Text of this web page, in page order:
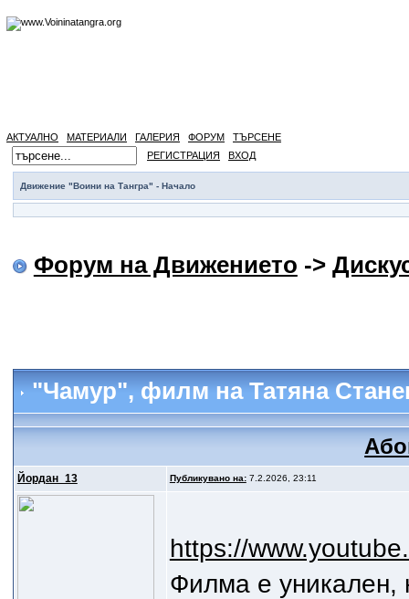
АКТУАЛНО МАТЕРИАЛИ ГАЛЕРИЯ ФОРУМ
ТЪРСЕНЕ
РЕГИСТРАЦИЯ
ВХОД
Движение "Воини на Тангра" - Начало
Форум на Движението ->
"Чамур", филм на Татяна
Йордан_13 Публикувано на:7.2.2026, 23:11
https://
Филма е уникален,